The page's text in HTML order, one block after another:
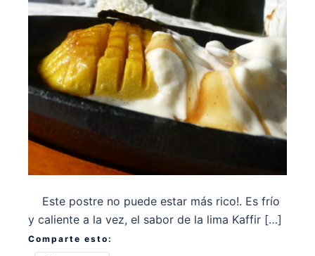
Este postre no puede estar más rico!. Es frío
y caliente a la vez, el sabor de la lima Kaffir […]
Comparte esto: